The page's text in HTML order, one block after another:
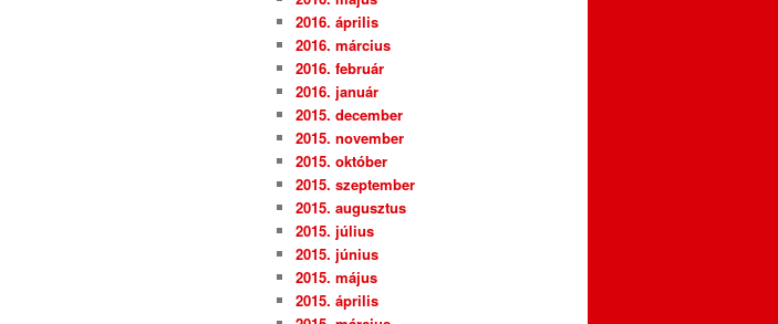
2016. április
2016. március
2016. február
2016. január
2015. december
2015. november
2015. október
2015. szeptember
2015. augusztus
2015. július
2015. június
2015. május
2015. április